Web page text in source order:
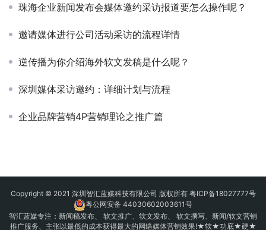
邀请媒体进行公司活动采访的流程详情
逆传播为你介绍海外软文发稿是什么呢？
深圳媒体采访邀约：详细计划与流程
企业品牌营销4P营销理论之推广篇
Copyright © 2021 深圳智汇蓝媒科技有限公司 版权所有 粤ICP备18027777号
粤公网安备 44030602003611号
智汇蓝媒专注： 新闻稿发布、 软文推广、 软文发布、 软文撰写、新闻/软文营销
推广服务、主张以最低的成本获得最大的网络媒体营销效果!★软★功底★硬★